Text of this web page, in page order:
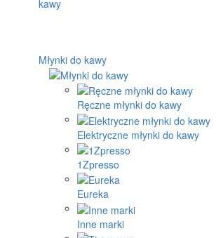
Młynki do kawy
Ręczne młynki do kawy
Elektryczne młynki do kawy
1Zpresso
Eureka
Inne marki